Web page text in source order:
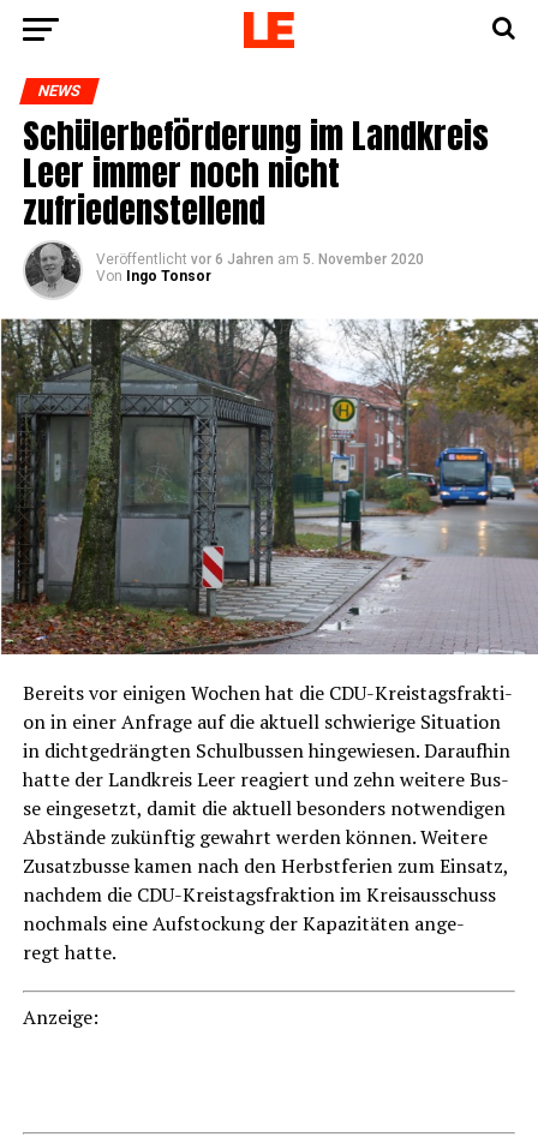
NEWS
Schü­ler­be­för­de­rung im Land­kreis
Leer immer noch nicht
zufriedenstellend
Veröffentlicht vor 6 Jahren am 5. November 2020
Von
Ingo Tonsor
Bereits vor eini­gen Wochen hat die CDU-Kreis­tags­frak­ti­
on in einer Anfra­ge auf die aktu­ell schwie­ri­ge Situa­ti­on
in dicht­ge­dräng­ten Schul­bus­sen hin­ge­wie­sen. Dar­auf­hin
hat­te der Land­kreis Leer reagiert und zehn wei­te­re Bus­
se ein­ge­setzt, damit die aktu­ell beson­ders not­wen­di­gen
Abstän­de zukünf­tig gewahrt wer­den kön­nen. Wei­te­re
Zusatz­bus­se kamen nach den Herbst­fe­ri­en zum Ein­satz,
nach­dem die CDU-Kreis­tags­frak­ti­on im Kreis­aus­schuss
noch­mals eine Auf­sto­ckung der Kapa­zi­tä­ten ange­
regt hatte.
Anzei­ge: